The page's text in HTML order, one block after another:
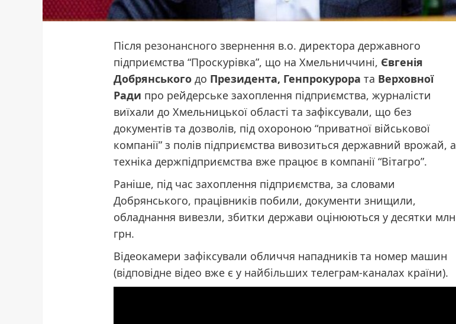
Після резонансного звернення в.о. директора державного
підприємства “Проскурівка”, що на Хмельниччині, Євгенія
Добрянського до Президента, Генпрокурора та Верховної
Ради про рейдерське захоплення підприємства, журналісти
виїхали до Хмельницької області та зафіксували, що без
документів та дозволів, під охороною “приватної військової
компанії” з полів підприємства вивозиться державний врожай, а
техніка держпідприємства вже працює в компанії “Вітагро”.
Раніше, під час захоплення підприємства, за словами
Добрянського, працівників побили, документи знищили,
обладнання вивезли, збитки держави оцінюються у десятки млн
грн.
Відеокамери зафіксували обличчя нападників та номер машин
(відповідне відео вже є у найбільших телеграм-каналах країни).